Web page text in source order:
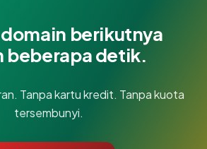
berikutnya
beberapa detik.
Tanpa kartu kredit. Tanpa kuota
tersembunyi.